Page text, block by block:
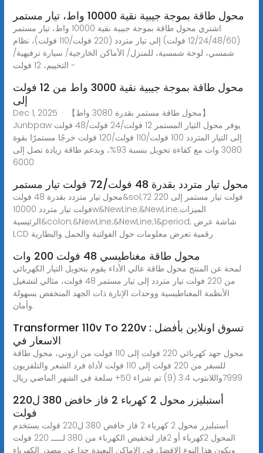
محول طاقة بموجة جيبية نقية 10000 واط، تيار مستمر
اشتري محول طاقة بموجة جيبية نقية 10000 واط، تيار مستمر
(12/24/48/60 فولت) إلى تيار متردد (220 فولت/110 فولت)، نظام
شمسي، لوحة شمسية، للمنزل/ الأماكن الخارجية/ سيارة ترفيهية/
التخييم، 12 فولت -
محول طاقة بموجة جيبية نقية 3000 واط من 12 فولت
إلى
Dec 1, 2025 · 【محول طاقة مستمر بقدرة 3080 واط】
Junbpaw يوفر محول التيار المستمر 12 فولت/24 فولت/48 فولت
إلى التيار المتردد 100 فولت/110 فولت/120 فولت خرجًا مستمرًا بقوة
3080 وات مع كفاءة تحويل بنسبة 93%، ويدعم طاقة زيادة تصل إلى
6000
محول تيار متردد بقدرة 48 فولت/72 فولت تيار مستمر
محول تيار متردد بقدرة 48 فولت&sol;72 فولت تيار مستمر إلى 220
فولت تيار متردد 10000w&NewLine;&NewLine;الميزات
الرئيسية&colon;&NewLine;&NewLine;1&period; شاشة عرض
LCD رقمية تعرض معلومات حول الفولتية والحمل والبطارية
محول طاقة مغناطيسي 48 فولت 200 وات
لمحة عن المنتج محول طاقة عالي الأداء يقوم بتحويل التيار الكهربائي
من 220 فولت تيار متردد إلى تيار مستمر 48 فولت، مثالي لتشغيل
الأنظمة المغناطيسية ووحدات الإنارة ذات الجهد المنخفض بسهولة
وأمان.
Transformer 110v To 220v : تسوق اونلاين بأفضل
الاسعار في
محول جهد كهربائي 220 فولت إلى 110 فولت من ازوني، محول طاقة
للسفر من 220 فولت إلى 110 فولت لأداة فرد الشعر والتلفزيون
أستبليزر محول 2 كهرباء 2 فاز خافض 380 ل220
فولت
أستبليزر محول 2 كهرباء 2 فاز خافض 380 ل220 فولت يستخدم
المحول 2كهرباء أو 2فاز لتخفيض الكهرباء من 380 لـــــ 220 فولت
ويكون هذا النوع الافضل في الاماكن البعيدة جدا عن مصدر الكهرباء